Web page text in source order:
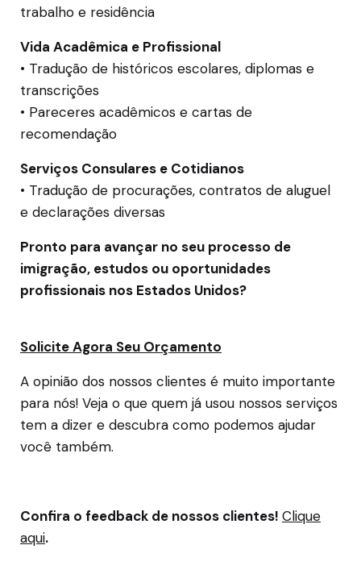
trabalho e residência
Vida Acadêmica e Profissional
• Tradução de históricos escolares, diplomas e
transcrições
• Pareceres acadêmicos e cartas de
recomendação
Serviços Consulares e Cotidianos
• Tradução de procurações, contratos de aluguel
e declarações diversas
Pronto para avançar no seu processo de
imigração, estudos ou oportunidades
profissionais nos Estados Unidos?
Solicite Agora Seu Orçamento
A opinião dos nossos clientes é muito importante
para nós! Veja o que quem já usou nossos serviços
tem a dizer e descubra como podemos ajudar
você também.
Confira o feedback de nossos clientes! Clique
aqui.